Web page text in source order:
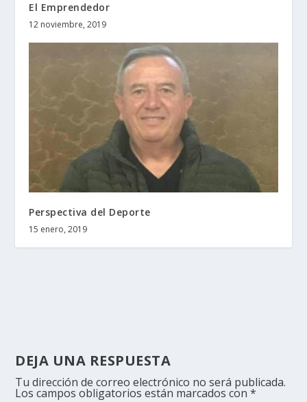
El Emprendedor
12 noviembre, 2019
Perspectiva del Deporte
15 enero, 2019
DEJA UNA RESPUESTA
Tu dirección de correo electrónico no será publicada.
Los campos obligatorios están marcados con*